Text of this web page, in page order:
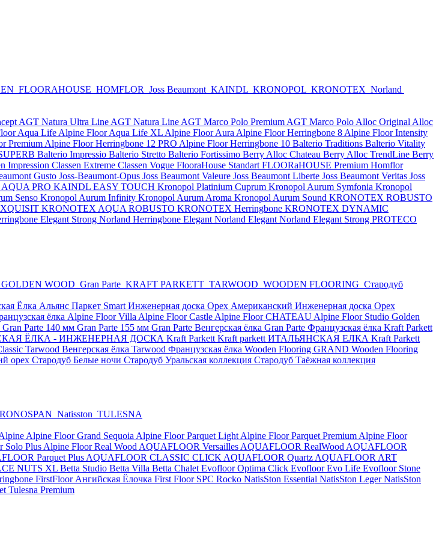
FLOORAHOUSE HOMFLOR Joss Beaumont KAINDL KRONOPOL KRONOTEX Norland
AGT Natura Ultra Line AGT Natura Line AGT Marco Polo Premium AGT Marco Polo Alloc Original Alloc
Aqua Life Alpine Floor Aqua Life XL Alpine Floor Aura Alpine Floor Herringbone 8 Alpine Floor Intensity
Premium Alpine Floor Herringbone 12 PRO Alpine Floor Herringbone 10 Balterio Traditions Balterio Vitality
Balterio Impressio Balterio Stretto Balterio Fortissimo Berry Alloc Chateau Berry Alloc TrendLine Berry
Impression Classen Extreme Classen Vogue FlooraHouse Standart FLOORaHOUSE Premium Homflor
Gusto Joss-Beaumont-Opus Joss Beaumont Valeure Joss Beaumont Liberte Joss Beaumont Veritas Joss
PRO KAINDL EASY TOUCH Kronopol Platinium Cuprum Kronopol Aurum Symfonia Kronopol
Senso Kronopol Aurum Infinity Kronopol Aurum Aroma Kronopol Aurum Sound KRONOTEX ROBUSTO
KRONOTEX AQUA ROBUSTO KRONOTEX Herringbone KRONOTEX DYNAMIC
Elegant Strong Norland Herringbone Elegant Norland Elegant Norland Elegant Strong PROTECO
GOLDEN WOOD Gran Parte KRAFT PARKETT TARWOOD WOODEN FLOORING Стародуб
Ёлка Альянс Паркет Smart Инженерная доска Орех Американский Инженерная доска Орех
ёлка Alpine Floor Villa Alpine Floor Castle Alpine Floor CHATEAU Alpine Floor Studio Golden
Gran Parte 140 мм Gran Parte 155 мм Gran Parte Венгерская ёлка Gran Parte Французская ёлка Kraft Parkett
ЁЛКА - ИНЖЕНЕРНАЯ ДОСКА Kraft Parkett Kraft parkett ИТАЛЬЯНСКАЯ ЕЛКА Kraft Parkett
Tarwood Венгерская ёлка Tarwood Французская ёлка Wooden Flooring GRAND Wooden Flooring
орех Стародуб Белые ночи Стародуб Уральская коллекция Стародуб Таёжная коллекция
Natisston TULESNA
Alpine Floor Grand Sequoia Alpine Floor Parquet Light Alpine Floor Parquet Premium Alpine Floor
Solo Plus Alpine Floor Real Wood AQUAFLOOR Versailles AQUAFLOOR RealWood AQUAFLOOR
Parquet Plus AQUAFLOOR CLASSIC CLICK AQUAFLOOR Quartz AQUAFLOOR ART
NUTS XL Betta Studio Betta Villa Betta Chalet Evofloor Optima Click Evofloor Evo Life Evofloor Stone
FirstFloor Ангийская Ёлочка First Floor SPC Rocko NatisSton Essential NatisSton LegerNatisSton
Tulesna Premium